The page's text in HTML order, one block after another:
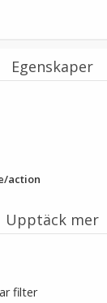
Avtryckarknapp
bländarsymbol
Egenskaper
action
Upptäck mer
filter